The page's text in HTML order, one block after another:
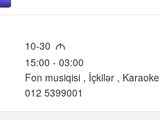
10-30 M
15:00 - 03:00
Fon musiqisi İçkilər Karaoke
012 5399001